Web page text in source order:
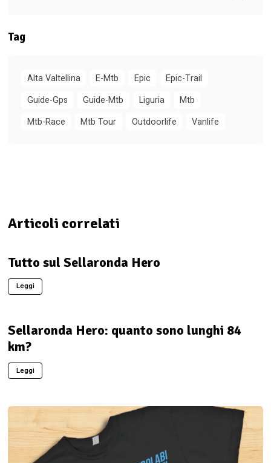
Tag
Alta Valtellina E-Mtb Epic
Epic-Trail
Guide-Gps
Guide-Mtb Liguria
Mtb
Mtb-Race
Mtb Tour Outdoorlife Vanlife
Articoli correlati
Tutto sul Sellaronda Hero
Leggi
Sellaronda Hero: quanto sono lunghi 84
km?
Leggi